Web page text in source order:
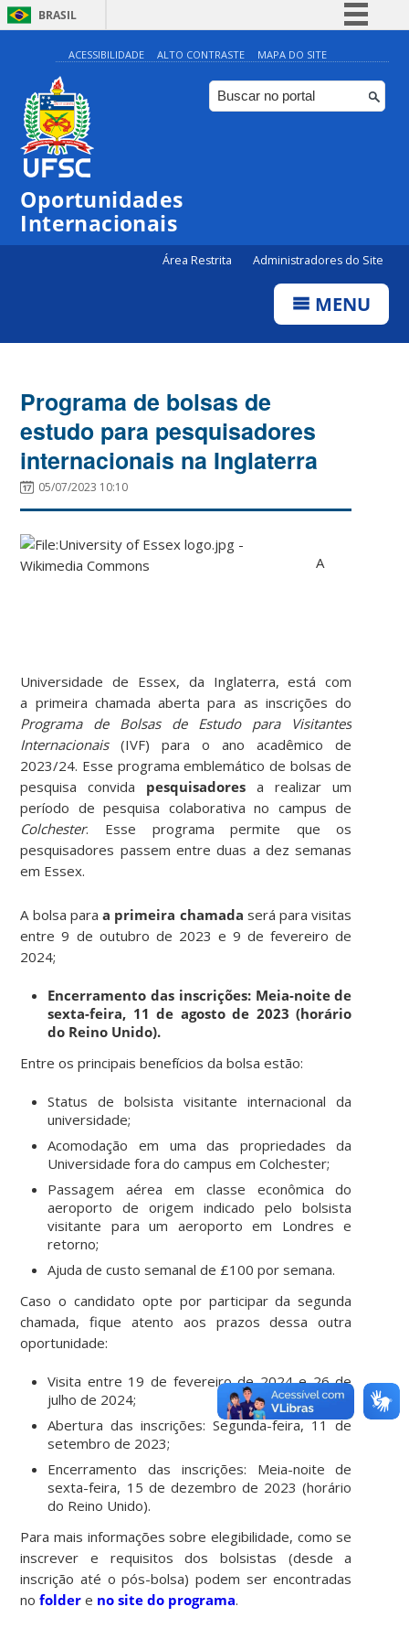
BRASIL
Simplifique!
Comunica BR
Participe
ACESSIBILIDADE ALTO CONTRASTE MAPA DO SITE
Oportunidades
Internacionais
Área Restrita Administradores do Site
MENU
Programa de bolsas de
estudo para pesquisadores
internacionais na Inglaterra
05/07/2023 10:10
A
Universidade de Essex, da Inglaterra, está com
a primeira chamada aberta para as inscrições do
Programa de Bolsas de Estudo para Visitantes
Internacionais(IVF) para o ano acadêmico de
2023/24. Esse programa emblemático de bolsas de
pesquisa convida pesquisadoresa realizar um
período de pesquisa colaborativa no campus de
Colchester. Esse programa permite que os
pesquisadores passem entre duas a dez semanas
em Essex.
A bolsa paraa primeira chamada será para visitas
entre 9 de outubro de 2023 e 9 de fevereiro de
2024;
Encerramento das inscrições: Meia-noite de
sexta-feira, 11 de agosto de 2023 (horário
do Reino Unido).
Entre os principais benefícios da bolsa estão:
Status de bolsista visitante internacional da
universidade;
Acomodação em uma das propriedades da
Universidade fora do campus em Colchester;
Passagem aérea em classe econômica do
aeroporto de origem indicado pelo bolsista
visitante para um aeroporto em Londres e
retorno;
Ajuda de custo semanal de £100 por semana.
Caso o candidato opte por participar da segunda
chamada, fique atento aos prazos dessa outra
oportunidade:
Visita entre 19 de fevereiro de 2024 e 26 de
julho de 2024;
Abertura das inscrições: Segunda-feira, 11 de
setembro de 2023;
Encerramento das inscrições: Meia-noite de
sexta-feira, 15 de dezembro de 2023 (horário
do Reino Unido).
Para mais informações sobre elegibilidade, como se
inscrever e requisitos dos bolsistas (desde a
inscrição até o pós-bolsa) podem ser encontradas
nofolder e no site do programa.